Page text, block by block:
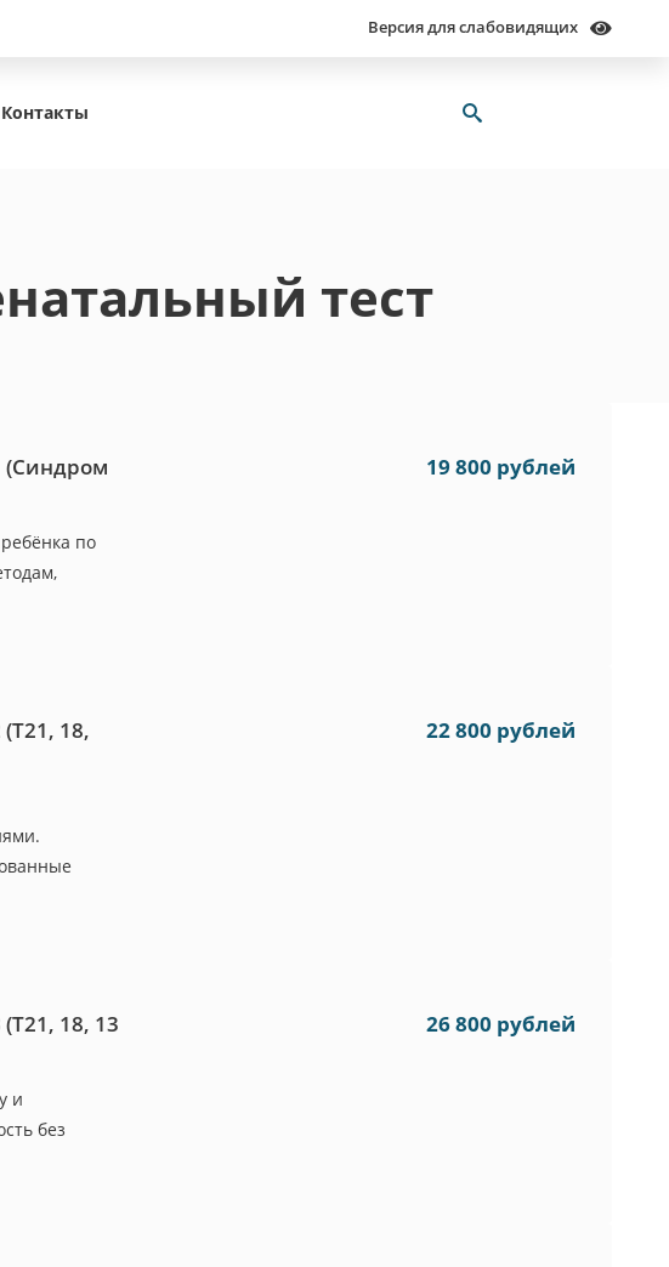
Версия для слабовидящих
Контакты
тест
(Синдром
по
19 800 рублей
18,
22 800 рублей
18, 13
и
без
26 800 рублей